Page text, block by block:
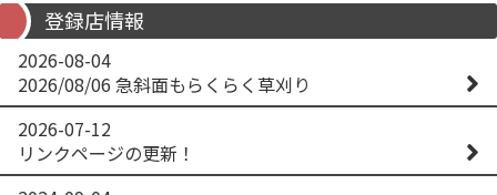
登録店情報
2026-08-04
2026/08/06 急斜面もらくらく草刈り
2026-07-12
リンクページの更新！